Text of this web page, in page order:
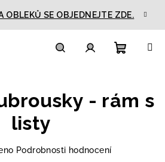
OBLEKŮ SE OBJEDNEJTE ZDE.
košík
- rám s
listy
Podrobnosti hodnocení